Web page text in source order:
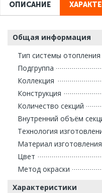
ОПИСАНИЕ
Общая информация
Тип системы отопления
Подгруппа
Коллекция
Конструкция
Количество секций
Внутренний объём
Технология
Материал изготовления
Цвет
Метод окраски
Характеристики